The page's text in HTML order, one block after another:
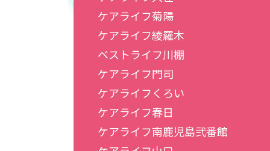
ケアライフ菊陽
ケアライフ綾羅木
ベストライフ川棚
ケアライフ門司
ケアライフくろい
ケアライフ春日
ケアライフ南鹿児島弐番館